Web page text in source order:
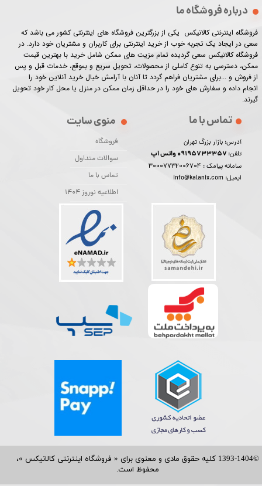
©1393-1404 کلیه حقوق مادی و معنوی برای « فروشگاه اینترنتی کالانیکس »،
محفوظ است.​​​​​​​
درباره فروشگاه ما
فروشگاه اینترنتی کالانیکس یکی از بزرگترین فروشگاه های اینترنتی کشور می باشد که
سعی در ایجاد یک تجربه خوب از خرید اینترنتی برای کاربران و مشتریان خود دارد. در
فروشگاه کالانیکس سعی گردیده تمام مزیت های ممکن شامل خرید با بهترین قیمت
ممکن، دسترسی به تنوع کاملی از محصولات، تحویل سریع و بموقع، خدمات قبل و پس
از فروش و ...برای مشتریان فراهم گردد تا آنان با آرامش خیال خرید آنلاین خود را
انجام داده و سفارش های خود را در حداقل زمان ممکن در منزل یا محل کار خود تحویل
گیرند.​​​​​​​
منوی سایت
فروشگاه
سوالات متداول
تماس با ما
اطلاعیه نوروز 1404
تماس با ما
آدرس: بازار بزرگ تهران
تلفن:
سامانه پیامک :30007732006704
ایمیل: info@kalanix.com